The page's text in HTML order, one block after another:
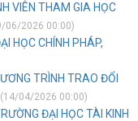
VIÊN THAM GIA HỌC
06/2026 00:00)
HỌC CHÍNH PHÁP,
TRÌNH TRAO ĐỔI
(14/04/2026 00:00)
ĐẠI HỌC TÀI KINH